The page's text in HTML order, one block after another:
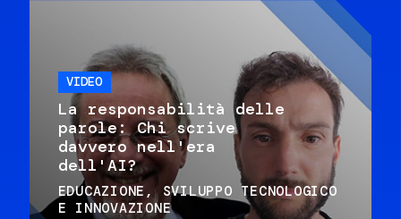
VIDEO
La responsabilità delle
parole: Chi scrive
davvero nell'era
dell'AI?
EDUCAZIONE
SVILUPPO TECNOLOGICO
E INNOVAZIONE